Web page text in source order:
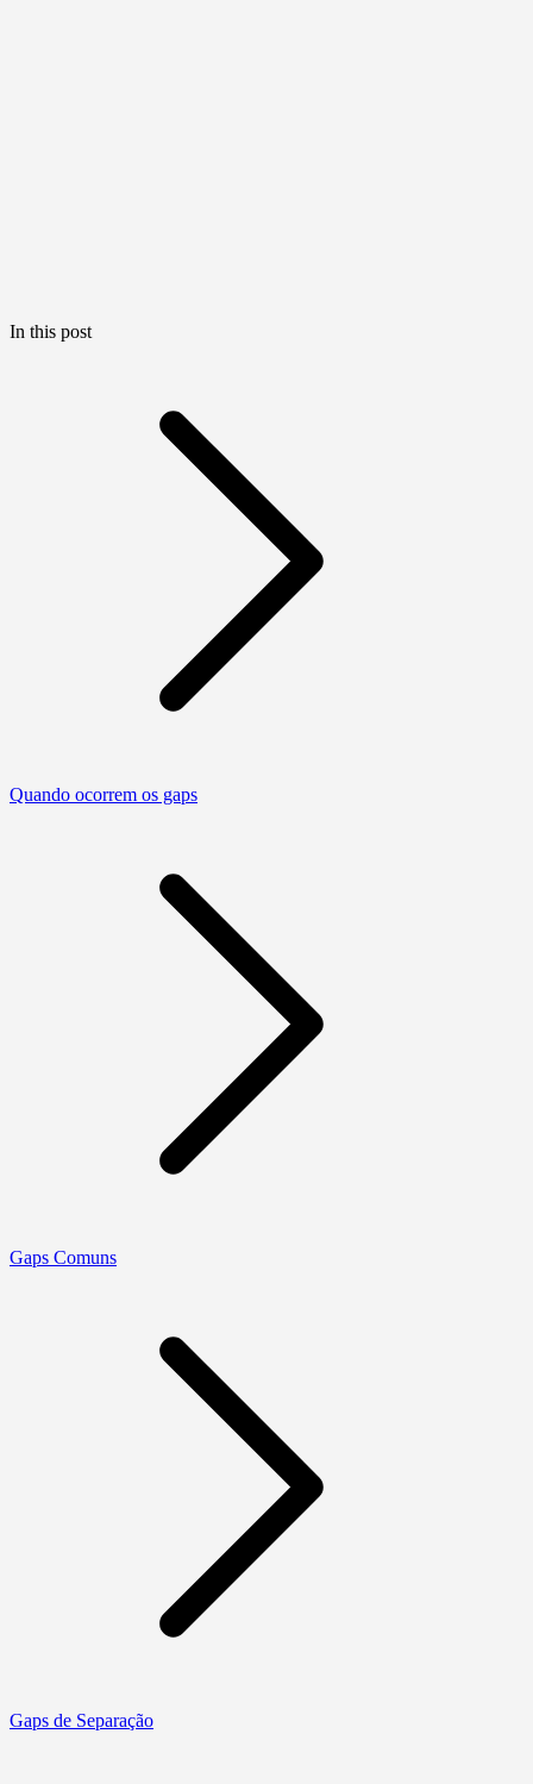
In this post
Quando ocorrem os gaps
Gaps Comuns
Gaps de Separação